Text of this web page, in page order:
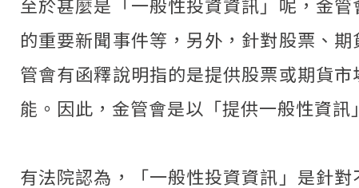
的重要新聞事件等，另外，針對股票、
管會有函釋說明指的是提供股票或期貨
能。因此，金管會是以「提供一般性資
有法院認為，「一般性投資資訊」是針